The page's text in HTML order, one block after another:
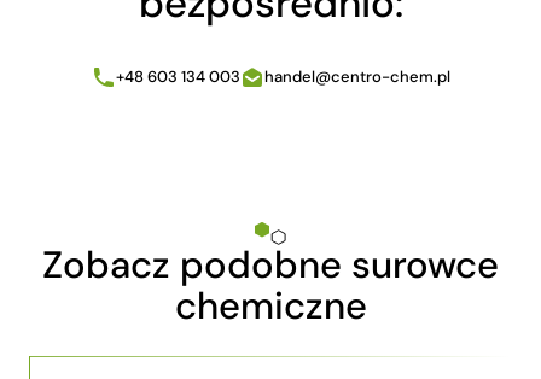
+48 603 134 003 handel@centro-chem.pl
Zobacz podobne surowce
chemiczne